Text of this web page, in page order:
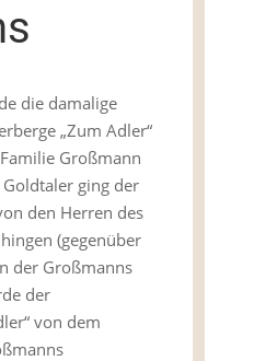
die damalige
„Zum Adler“
Großmann
ging der
den Herren des
(gegenüber
der Großmanns
der
von dem